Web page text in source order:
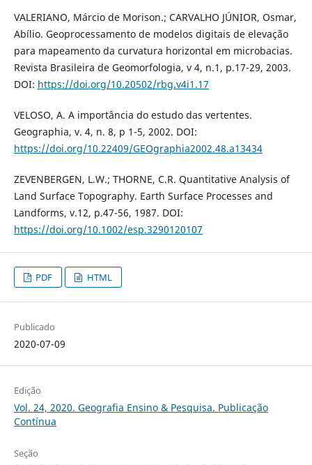
VALERIANO, Márcio de Morison.; CARVALHO JÚNIOR, Osmar,
Abílio. Geoprocessamento de modelos digitais de elevação
para mapeamento da curvatura horizontal em microbacias.
Revista Brasileira de Geomorfologia, v 4, n.1, p.17-29, 2003.
DOI: https://doi.org/10.20502/rbg.v4i1.17
VELOSO, A. A importância do estudo das vertentes.
Geographia, v. 4, n. 8, p 1-5, 2002. DOI:
https://doi.org/10.22409/GEOgraphia2002.48.a13434
ZEVENBERGEN, L.W.; THORNE, C.R. Quantitative Analysis of
Land Surface Topography. Earth Surface Processes and
Landforms, v.12, p.47-56, 1987. DOI:
https://doi.org/10.1002/esp.3290120107
PDF HTML
Publicado
2020-07-09
Edição
Vol. 24, 2020. Geografia Ensino & Pesquisa. Publicação
Contínua
Seção